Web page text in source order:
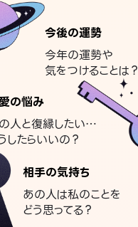
今後の運勢
今年の運勢や
気をつけることは？
の悩み
人と復縁したい…
したらいいの？
相手の気持ち
あの人は私のことを
どう思ってる？